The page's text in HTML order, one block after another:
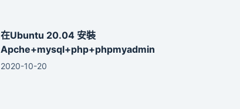
在Ubuntu 20.04 安裝
Apche+mysql+php+phpmyadmin
2020-10-20